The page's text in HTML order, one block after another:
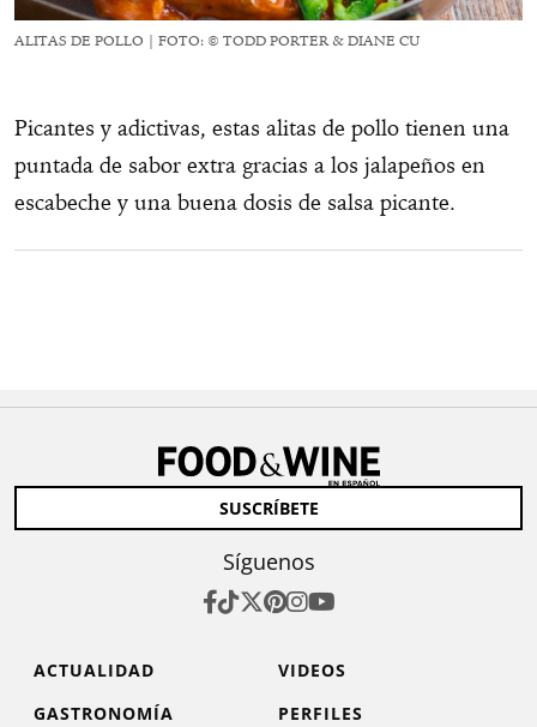
ALITAS DE POLLO | FOTO: © TODD PORTER & DIANE CU
Picantes y adictivas, estas alitas de pollo tienen una
puntada de sabor extra gracias a los jalapeños en
escabeche y una buena dosis de salsa picante.
SUSCRÍBETE
Síguenos
ACTUALIDAD
VIDEOS
GASTRONOMÍA
PERFILES